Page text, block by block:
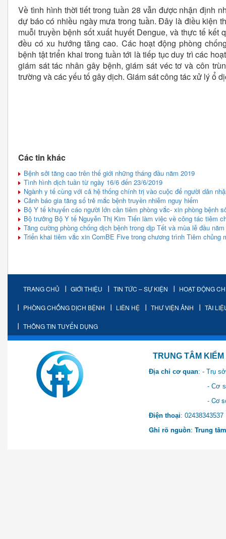
Về tình hình thời tiết trong tuần 28 vẫn được nhận định
dự báo có nhiều ngày mưa trong tuần. Đây là điều kiện
muỗi truyền bệnh sốt xuất huyết Dengue, và thực tế kết
đều có xu hướng tăng cao. Các hoạt động phòng
bệnh tật triển khai trong tuần tới là tiếp tục duy trì các
giám sát tác nhân gây bệnh, giám sát véc tơ và côn
trường và các yếu tố gây dịch. Giám sát công tác xử lý ổ
Các tin khác
Bệnh sởi tăng cao trên thế giới những tháng đầu năm 2019
Tình hình dịch tuần từ ngày 16/6 đến 23/6/2019
Ngành y tế cùng với cả hệ thống chính trị vào cuộc để người dân
Cảnh báo gia tăng số trẻ mắc bệnh truyền nhiễm nguy hiểm
Bộ Y tế khuyến cáo người lớn cần tiêm phòng vắc- xin phòng bệnh
Bộ trưởng Bộ Y tế Nguyễn Thị Kim Tiến làm việc về công tác tiêm
Tăng cường phòng chống dịch bệnh trong dịp Tết và mùa lễ đầu
Triển khai tiêm vắc xin ComBE Five trong chương trình Tiêm chủng
TRANG CHỦ GIỚI THIỆU TIN TỨC – SỰ KIỆN HOẠT ĐỘNG
PHÒNG CHỐNG DỊCH BỆNH LIÊN HỆ THƯ VIỆN ẢNH TÀI
THÔNG TIN TUYỂN DỤNG
TRUNG TÂM KIỂM SOÁT
Địa chỉ cơ quan: - Trụ
- Cơ sở 2: Khu Hành
- Cơ sở 3: Số 1 Ngõ 2
Điện thoại:
Ghi rõ nguồn: Trung